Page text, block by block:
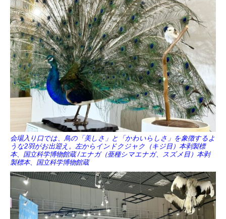
会場入り口では、鳥の「美しさ」と「かわいらしさ」を象徴するよ
うな2羽がお出迎え。左からインドクジャク（キジ目）本剥製標
本、国立科学博物館蔵 /エナガ（亜種シマエナガ、スズメ目）本剥
製標本、国立科学博物館蔵